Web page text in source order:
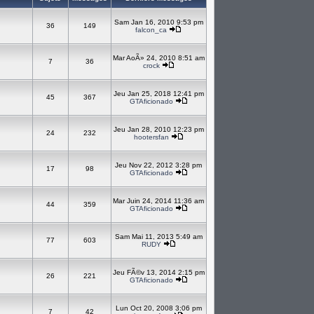
36 149
Sam Jan 16, 2010 9:53 pm
falcon_ca
7 36
Mar AoÃ» 24, 2010 8:51 am
crock
45 367
Jeu Jan 25, 2018 12:41 pm
GTAficionado
24 232
Jeu Jan 28, 2010 12:23 pm
hootersfan
17 98
Jeu Nov 22, 2012 3:28 pm
GTAficionado
44 359
Mar Juin 24, 2014 11:36 am
GTAficionado
77 603
Sam Mai 11, 2013 5:49 am
RUDY
26 221
Jeu FÃ©v 13, 2014 2:15 pm
GTAficionado
7 42
Lun Oct 20, 2008 3:06 pm